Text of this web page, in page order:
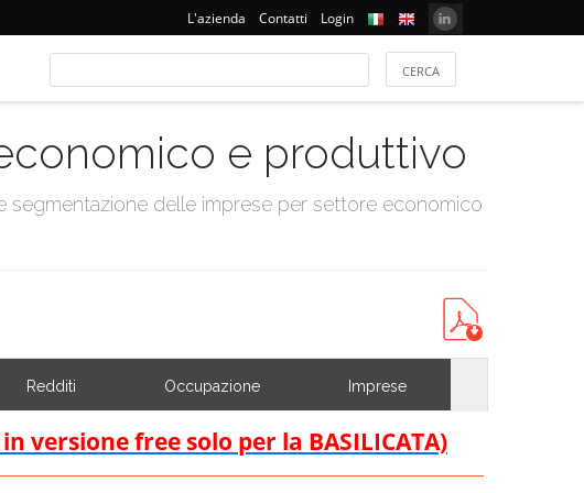
L'azienda Contatti Login
e produttivo
delle imprese per settore economico
Redditi Occupazione Imprese
versione free solo per la BASILICATA)